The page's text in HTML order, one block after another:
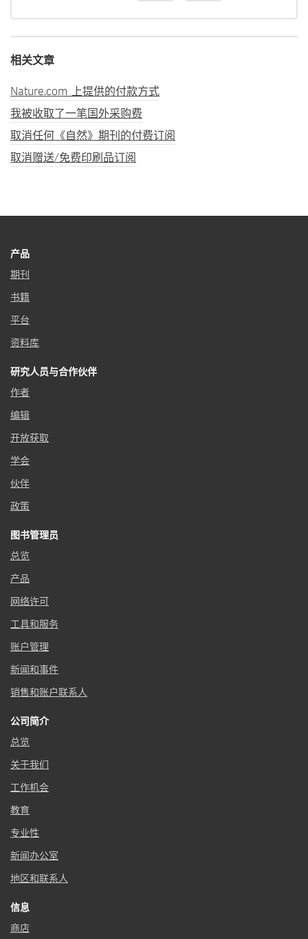
相关文章
Nature.com 上提供的付款方式
我被收取了一笔国外采购费
取消任何《自然》期刊的付费订阅
取消赠送/免费印刷品订阅
产品
期刊
书籍
平台
资料库
研究人员与合作伙伴
作者
编辑
开放获取
学会
伙伴
政策
图书管理员
总览
产品
网络许可
工具和服务
账户管理
新闻和事件
销售和账户联系人
公司简介
总览
关于我们
工作机会
教育
专业性
新闻办公室
地区和联系人
信息
商店